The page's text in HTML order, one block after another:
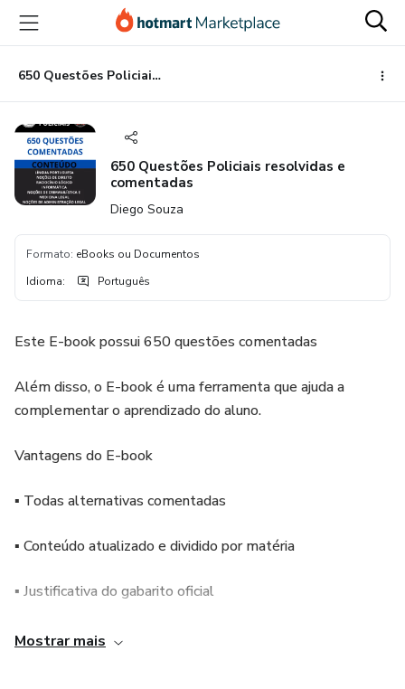
para
conteúdo
principal
para
pagamento
para
rodapé
650 Questões Policiais resolvidas e comentadas
650 Questões Policiais resolvidas e
comentadas
Diego Souza
Formato: eBooks ou Documentos
Idioma: Português
Este E-book possui 650 questões comentadas
Além disso, o E-book é uma ferramenta que ajuda a
complementar o aprendizado do aluno.
Vantagens do E-book
▪ Todas alternativas comentadas
▪ Conteúdo atualizado e dividido por matéria
▪ Justificativa do gabarito oficial
▪ Respostas e comentários no final de cada matéria
Mostrar mais